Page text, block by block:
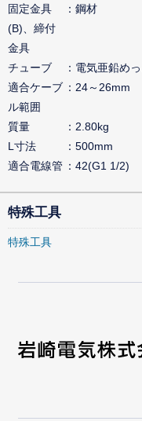
固定金具
(B)、締付
金具
鋼材
チューブ
電気亜鉛め
適合ケーブ
ル範囲
24～26mm
質量
2.80kg
L寸法
500mm
適合電線管
42(G1 1/2)
特殊工具
特殊工具